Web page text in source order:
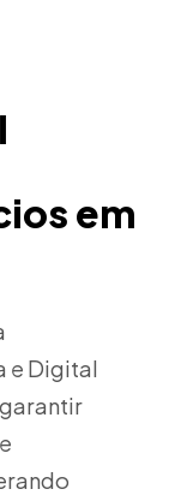
em
e Digital